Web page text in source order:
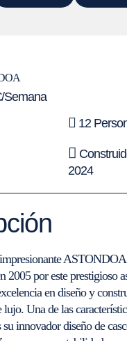
Semana
12
2024
2005 por este prestigioso
en diseño y
Una de las
su innovador diseño de